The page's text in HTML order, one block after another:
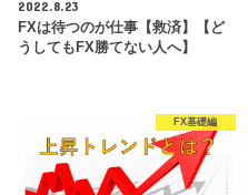
2022.8.23
FXは待つのが仕事【救済】【ど
うしてもFX勝てない人へ】
FX基礎編